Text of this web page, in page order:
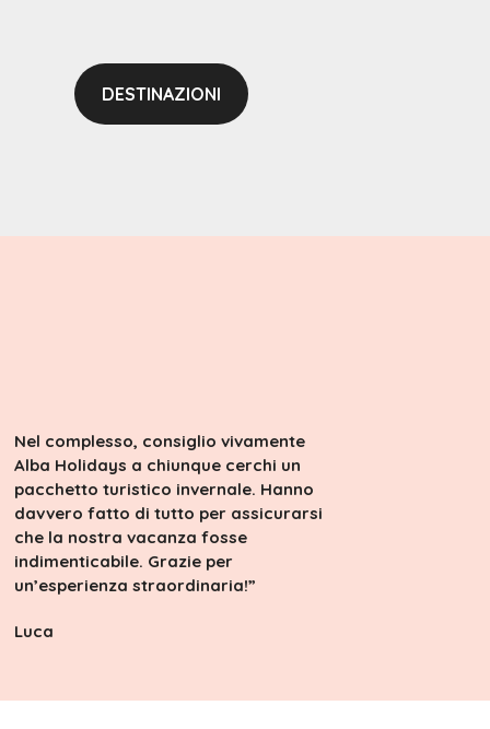
DESTINAZIONI
Nel complesso, consiglio vivamente
Alba Holidays a chiunque cerchi un
pacchetto turistico invernale. Hanno
davvero fatto di tutto per assicurarsi
che la nostra vacanza fosse
indimenticabile. Grazie per
un’esperienza straordinaria!”
Luca